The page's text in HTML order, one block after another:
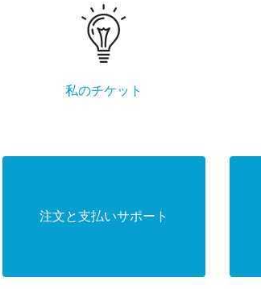
私のチケット
注文と支払いサポート